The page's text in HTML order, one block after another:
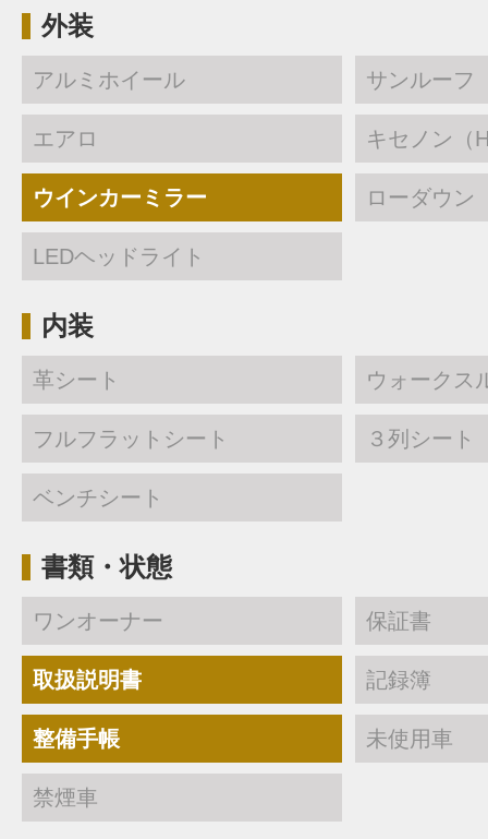
外装
アルミホイール サンルーフ
エアロ キセノン（
ウインカーミラー ローダウン
LEDヘッドライト
内装
革シート ウォークス
フルフラットシート ３列シート
ベンチシート
書類・状態
ワンオーナー 保証書
取扱説明書 記録簿
整備手帳 未使用車
禁煙車